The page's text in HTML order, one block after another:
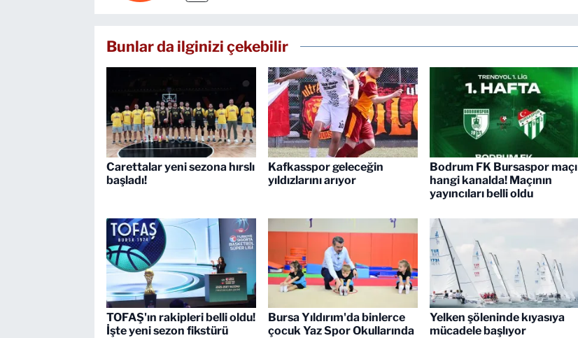
Bunlar da ilginizi çekebilir
Carettalar yeni sezona hırslı
başladı!
Kafkasspor geleceğin
yıldızlarını arıyor
Bodrum FK Bursaspor maçı
hangi kanalda! Maçının
yayıncıları belli oldu
TOFAŞ'ın rakipleri belli oldu!
İşte yeni sezon fikstürü
Bursa Yıldırım'da binlerce
çocuk Yaz Spor Okullarında
Yelken şöleninde kıyasıya
mücadele başlıyor